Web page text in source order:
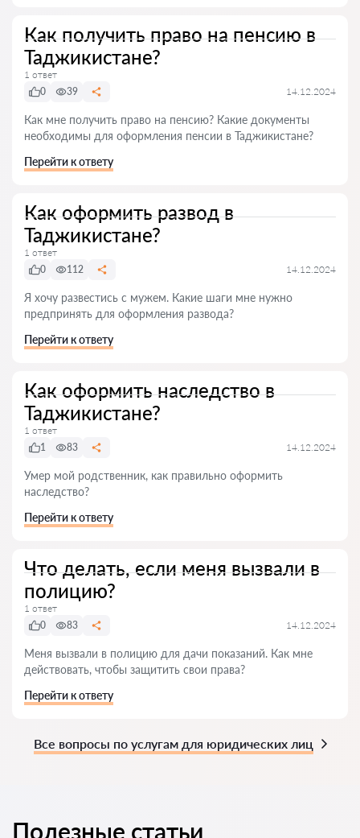
Как получить право на пенсию в
Таджикистане?
1 ответ
0
39 14.12.2024
Как мне получить право на пенсию? Какие документы
необходимы для оформления пенсии в Таджикистане?
Перейти к ответу
Как оформить развод в
Таджикистане?
1 ответ
0
112 14.12.2024
Я хочу развестись с мужем. Какие шаги мне нужно
предпринять для оформления развода?
Перейти к ответу
Как оформить наследство в
Таджикистане?
1 ответ
1
83 14.12.2024
Умер мой родственник, как правильно оформить
наследство?
Перейти к ответу
Что делать, если меня вызвали в
полицию?
1 ответ
0
83 14.12.2024
Меня вызвали в полицию для дачи показаний. Как мне
действовать, чтобы защитить свои права?
Перейти к ответу
Все вопросы по услугам для юридических лиц
Полезные статьи